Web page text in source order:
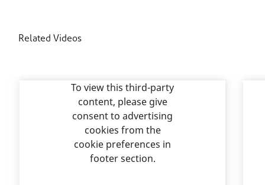
Related Videos
To view this third-party
content, please give
consent to advertising
cookies from the
cookie preferences in
footer section.